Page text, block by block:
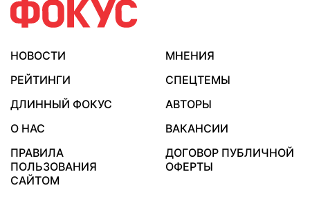
НОВОСТИ
МНЕНИЯ
РЕЙТИНГИ
СПЕЦТЕМЫ
ДЛИННЫЙ ФОКУС
АВТОРЫ
О НАС
ВАКАНСИИ
ПРАВИЛА
ПОЛЬЗОВАНИЯ
САЙТОМ
ДОГОВОР ПУБЛИЧНОЙ
ОФЕРТЫ